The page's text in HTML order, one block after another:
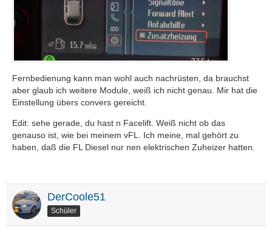
Fernbedienung kann man wohl auch nachrüsten, da brauchst
aber glaub ich weitere Module, weiß ich nicht genau. Mir hat die
Einstellung übers convers gereicht.
Edit: sehe gerade, du hast n Facelift. Weiß nicht ob das
genauso ist, wie bei meinem vFL. Ich meine, mal gehört zu
haben, daß die FL Diesel nur nen elektrischen Zuheizer hatten.
DerCoole51
Schüler